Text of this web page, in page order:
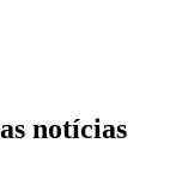
notícias